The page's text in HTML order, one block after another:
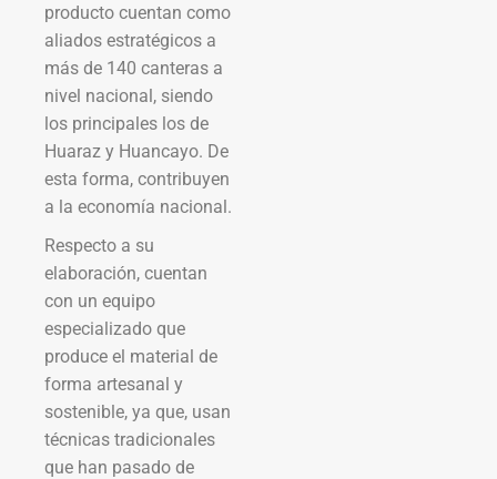
producto cuentan como
aliados estratégicos a
más de 140 canteras a
nivel nacional, siendo
los principales los de
Huaraz y Huancayo. De
esta forma, contribuyen
a la economía nacional.
Respecto a su
elaboración, cuentan
con un equipo
especializado que
produce el material de
forma artesanal y
sostenible, ya que, usan
técnicas tradicionales
que han pasado de